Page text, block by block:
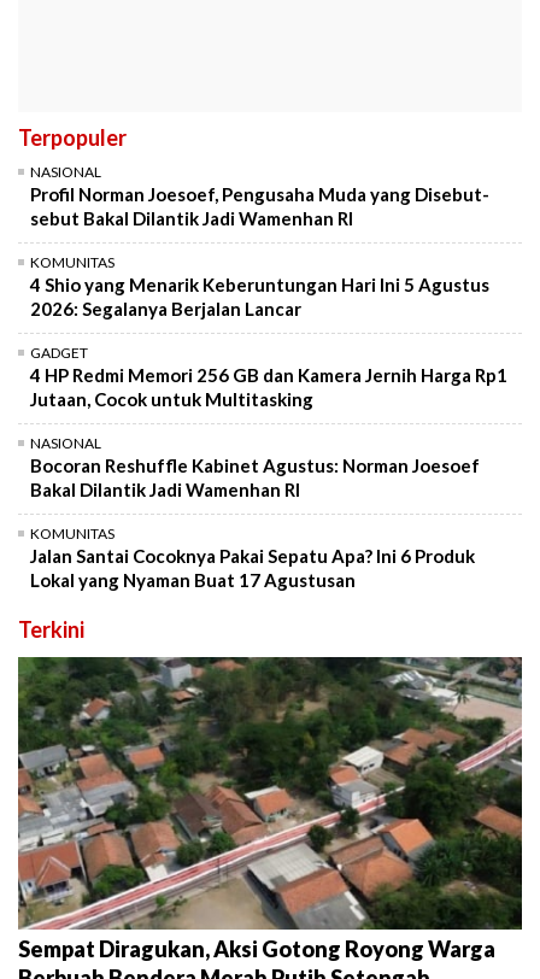
Terpopuler
NASIONAL
Profil Norman Joesoef, Pengusaha Muda yang Disebut-
sebut Bakal Dilantik Jadi Wamenhan RI
KOMUNITAS
4 Shio yang Menarik Keberuntungan Hari Ini 5 Agustus
2026: Segalanya Berjalan Lancar
GADGET
4 HP Redmi Memori 256 GB dan Kamera Jernih Harga Rp1
Jutaan, Cocok untuk Multitasking
NASIONAL
Bocoran Reshuffle Kabinet Agustus: Norman Joesoef
Bakal Dilantik Jadi Wamenhan RI
KOMUNITAS
Jalan Santai Cocoknya Pakai Sepatu Apa? Ini 6 Produk
Lokal yang Nyaman Buat 17 Agustusan
Terkini
Sempat Diragukan, Aksi Gotong Royong Warga